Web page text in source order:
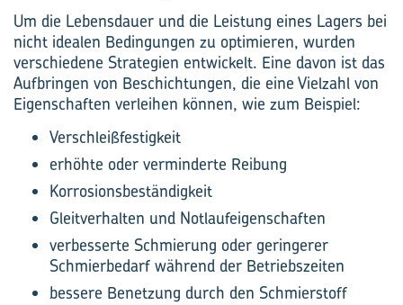
Um die Lebensdauer und die Leistung eines Lagers bei
nicht idealen Bedingungen zu optimieren, wurden
verschiedene Strategien entwickelt. Eine davon ist das
Aufbringen von Beschichtungen, die eine Vielzahl von
Eigenschaften verleihen können, wie zum Beispiel:
Verschleißfestigkeit
erhöhte oder verminderte Reibung
Korrosionsbeständigkeit
Gleitverhalten und Notlaufeigenschaften
verbesserte Schmierung oder geringerer
Schmierbedarf während der Betriebszeiten
bessere Benetzung durch den Schmierstoff